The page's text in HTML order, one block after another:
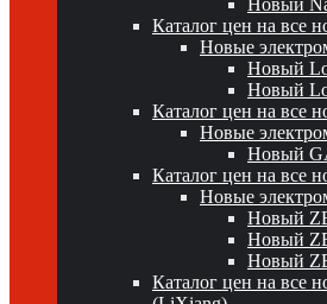
Каталог цен на все
Новые
Новый
Новый
Каталог цен на все
Новые
Новый
Каталог цен на все
Новые
Новый
Новый
Новый
Каталог цен на все